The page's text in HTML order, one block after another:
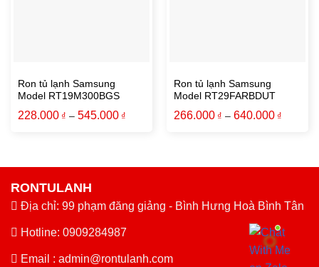
Ron tủ lạnh Samsung
Model RT19M300BGS
228.000 ₫ – 545.000 ₫
Ron tủ lạnh Samsung
Model RT29FARBDUT
266.000 ₫ – 640.000 ₫
RONTULANH
Địa chỉ: 99 phạm đăng giảng - Bình Hưng Hoà Bình Tân
Hotline: 0909284987
Email : admin@rontulanh.com